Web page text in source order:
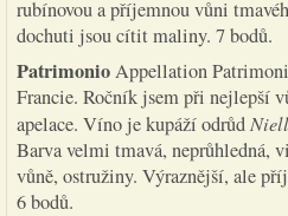
rubínovou a příjemnou vůni
dochuti jsou cítit maliny. 7 bodů.
PatrimonioAppellation
Francie. Ročník jsem při nejlepší
apelace. Víno je kupáží odrůd
Barva velmi tmavá, neprůhledná,
vůně, ostružiny. Výraznější, ale
6 bodů.